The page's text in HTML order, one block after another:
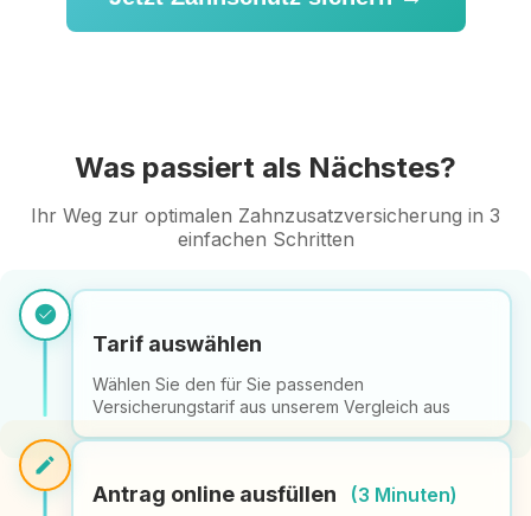
Was passiert als Nächstes?
Ihr Weg zur optimalen Zahnzusatzversicherung in 3
einfachen Schritten
check_circle
Tarif auswählen
Wählen Sie den für Sie passenden
Versicherungstarif aus unserem Vergleich aus
edit
Antrag online ausfüllen (3 Minuten)